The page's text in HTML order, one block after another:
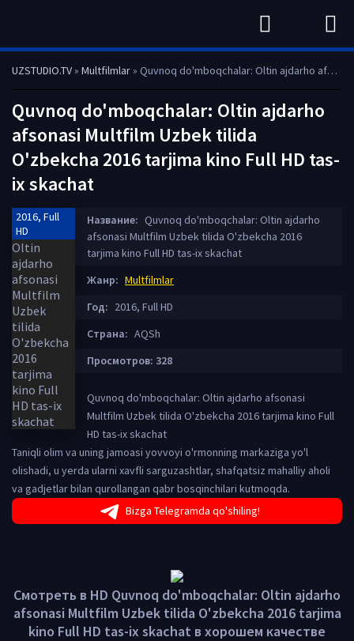
UZSTUDIO.TV» Multfilmlar» Quvnoq do'mboqchalar: Oltin ajdarho afsonasi Multfilm Uzbek tilida O'zbekcha 2016 tarjima kino Full HD tas-ix skachat
Quvnoq do'mboqchalar: Oltin ajdarho
afsonasi Multfilm Uzbek tilida
O'zbekcha 2016 tarjima kino Full HD tas-
ix skachat
2016, Full
HD
Название: Quvnoq do'mboqchalar: Oltin ajdarho
afsonasi Multfilm Uzbek tilida O'zbekcha 2016
tarjima kino Full HD tas-ix skachat
Жанр: Multfilmlar
Год: 2016, Full HD
Страна: AQSh
Просмотров: 328
Quvnoq do'mboqchalar: Oltin ajdarho afsonasi
Multfilm Uzbek tilida O'zbekcha 2016 tarjima kino Full
HD tas-ix skachat
Taniqli olim va uning jamoasi yovvoyi o'rmonning markaziga yo'l
olishadi, u yerda ularni xavfli sarguzashtlar, shafqatsiz mahalliy aholi
va gadjetlar bilan qurollangan qabr bosqinchilari kutmoqda.
Bizga Telegramda qo'shiling!
Смотреть в HD Quvnoq do'mboqchalar: Oltin ajdarho
afsonasi Multfilm Uzbek tilida O'zbekcha 2016 tarjima
kino Full HD tas-ix skachat в хорошем качестве